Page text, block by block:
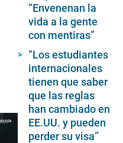
“Envenenan la
vida a la gente
con mentiras”
“Los estudiantes
internacionales
tienen que saber
que las reglas
han cambiado en
EE.UU. y pueden
perder su visa”